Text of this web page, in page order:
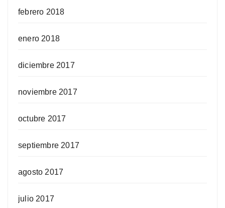
febrero 2018
enero 2018
diciembre 2017
noviembre 2017
octubre 2017
septiembre 2017
agosto 2017
julio 2017